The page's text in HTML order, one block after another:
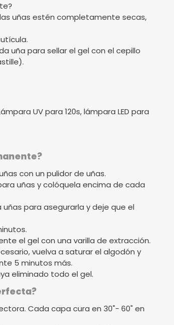
uñas estén completamente secas,
uña para sellar el gel con el cepillo
UV para 120s, lámpara LED para
con un pulidor de uñas.
uñas y colóquela encima de cada
para asegurarla y deje que el
el gel con una varilla de extracción.
vuelva a saturar el algodón y
5 minutos más.
eliminado todo el gel.
Cada capa cura en 30"- 60" en